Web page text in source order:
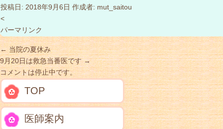
投稿日: 2018年9月6日 作成者: mut_saitou
<
パーマリンク
←当院の夏休み
9月20日は救急当番医です→
コメントは停止中です。
TOP
医師案内